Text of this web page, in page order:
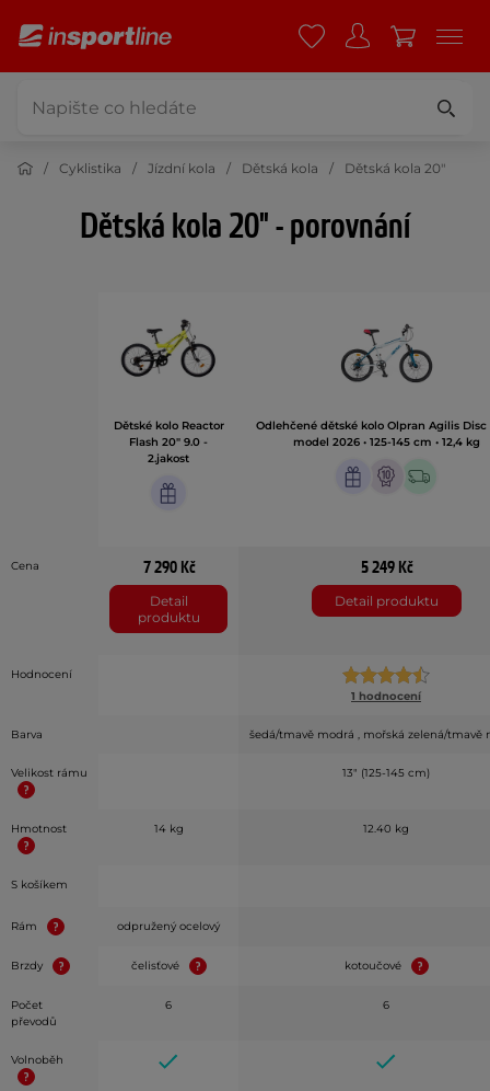
Cyklistika Jízdní kola Dětská kola Dětská kola 20"
Dětská kola 20" - porovnání
Dětské kolo Reactor
Flash 20" 9.0 -
2.jakost
Odlehčené dětské kolo Olpran Agilis Disc
model 2026 • 125-145 cm • 12,4 kg
Cena 7 290 Kč
Detail
produktu
5 249 Kč
Detail produktu
Hodnocení
1 hodnocení
Barva šedá/tmavě modrá , mořská zelená/tmavě
Velikost rámu 13" (125-145 cm)
Hmotnost 14 kg 12.40 kg
S košíkem
Rám odpružený ocelový
Brzdy čelisťové kotoučové
Počet
převodů
6 6
Volnoběh